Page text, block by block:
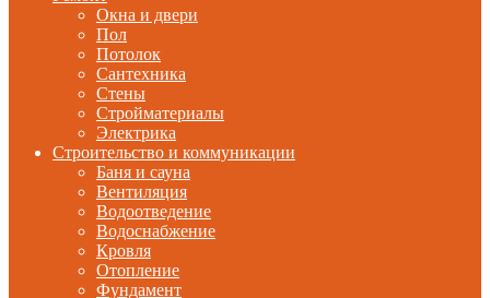
Окна и двери
Пол
Потолок
Сантехника
Стены
Стройматериалы
Электрика
Строительство и коммуникации
Баня и сауна
Вентиляция
Водоотведение
Водоснабжение
Кровля
Отопление
Фундамент